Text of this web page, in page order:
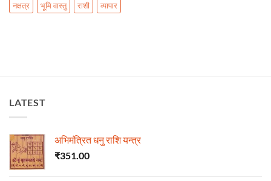
नक्षत्र
भूमि वास्तु राशी व्यापार
LATEST
अभिमंत्रित धनु राशि यन्त्र
₹351.00